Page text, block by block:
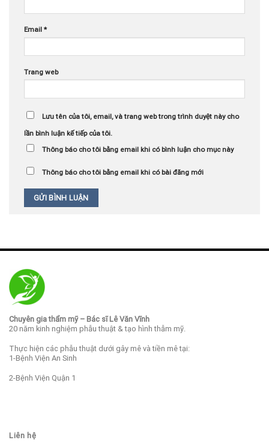
Email *
Trang web
Lưu tên của tôi, email, và trang web trong trình duyệt này cho
lần bình luận kế tiếp của tôi.
Thông báo cho tôi bằng email khi có bình luận cho mục này
Thông báo cho tôi bằng email khi có bài đăng mới
Chuyên gia thẩm mỹ – Bác sĩ Lê Văn Vĩnh
20 năm kinh nghiệm phẫu thuật & tạo hình thẫm mỹ.
Thực hiện các phẫu thuật dưới gây mê và tiền mê tại:
1-Bệnh Viện An Sinh
2-Bệnh Viện Quận 1
Liên hệ